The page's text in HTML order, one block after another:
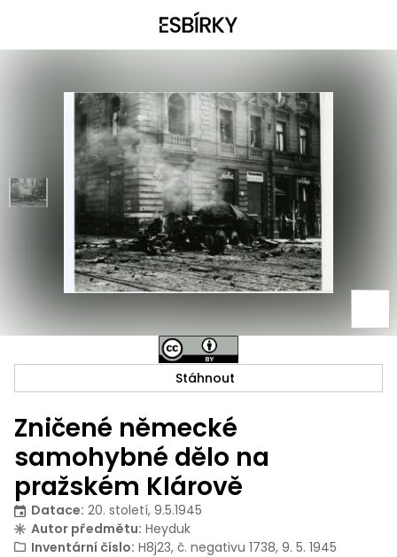
Zničené německé
samohybné dělo na
pražském Klárově
Datace: 20. století, 9.5.1945
Autor předmětu: Heyduk
Inventární číslo: H8j23, č. negativu 1738, 9. 5. 1945
Stáhnout